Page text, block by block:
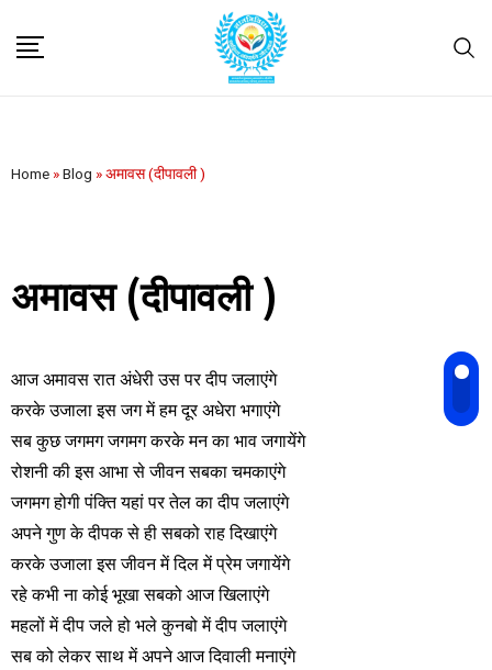
Home »Blog »अमावस (दीपावली )
अमावस (दीपावली )
आज अमावस रात अंधेरी उस पर दीप जलाएंगे
करके उजाला इस जग में हम दूर अधेरा भगाएंगे
सब कुछ जगमग जगमग करके मन का भाव जगायेंगे
रोशनी की इस आभा से जीवन सबका चमकाएंगे
जगमग होगी पंक्ति यहां पर तेल का दीप जलाएंगे
अपने गुण के दीपक से ही सबको राह दिखाएंगे
करके उजाला इस जीवन में दिल में प्रेम जगायेंगे
रहे कभी ना कोई भूखा सबको आज खिलाएंगे
महलों में दीप जले हो भले कुनबो में दीप जलाएंगे
सब को लेकर साथ में अपने आज दिवाली मनाएंगे